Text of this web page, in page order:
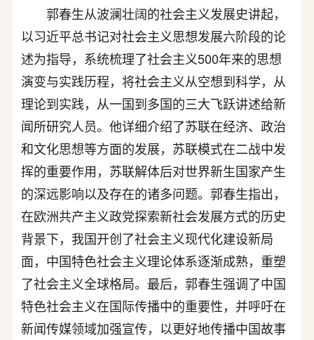
郭春生从波澜壮阔的社会主义发展史讲起，
以习近平总书记对社会主义思想发展六阶段的论
述为指导，系统梳理了社会主义500年来的思想
演变与实践历程，将社会主义从空想到科学，从
理论到实践，从一国到多国的三大飞跃讲述给新
闻所研究人员。他详细介绍了苏联在经济、政治
和文化思想等方面的发展，苏联模式在二战中发
挥的重要作用，苏联解体后对世界新生国家产生
的深远影响以及存在的诸多问题。郭春生指出，
在欧洲共产主义政党探索新社会发展方式的历史
背景下，我国开创了社会主义现代化建设新局
面，中国特色社会主义理论体系逐渐成熟，重塑
了社会主义全球格局。最后，郭春生强调了中国
特色社会主义在国际传播中的重要性，并呼吁在
新闻传媒领域加强宣传，以更好地传播中国故事